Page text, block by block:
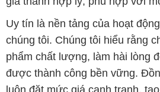
Uy tín là nền tảng của hoạt
chúng tôi. Chúng tôi hiểu rằng
phẩm chất lượng, làm hài lòng
được thành công bền vững.